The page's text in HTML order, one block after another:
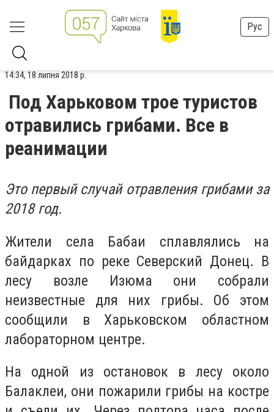
Рус
14:34, 18 липня 2018 р.
Под Харьковом трое туристов
отравились грибами. Все в
реанимации
Это первый случай отравления грибами за
2018 год.
Жители села Бабаи сплавлялись на
байдарках по реке Северский Донец. В
лесу возле Изюма они собрали
неизвестные для них грибы. Об этом
сообщили в Харьковском областном
лабораторном центре.
На одной из остановок в лесу около
Балаклеи, они пожарили грибы на костре